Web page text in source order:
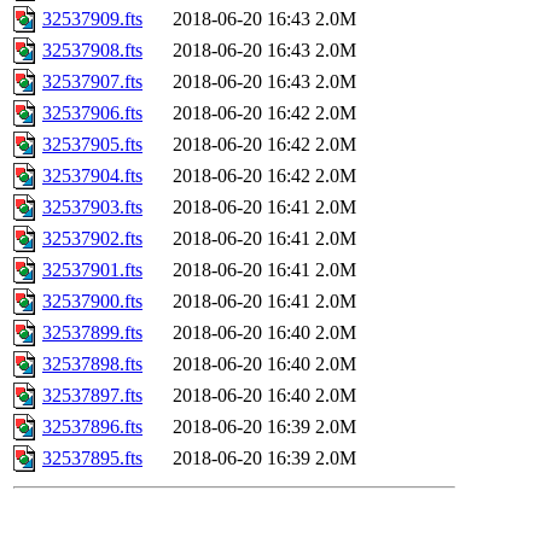
32537909.fts
2018-06-20 16:43 2.0M
32537908.fts
2018-06-20 16:43 2.0M
32537907.fts
2018-06-20 16:43 2.0M
32537906.fts
2018-06-20 16:42 2.0M
32537905.fts
2018-06-20 16:42 2.0M
32537904.fts
2018-06-20 16:42 2.0M
32537903.fts
2018-06-20 16:41 2.0M
32537902.fts
2018-06-20 16:41 2.0M
32537901.fts
2018-06-20 16:41 2.0M
32537900.fts
2018-06-20 16:41 2.0M
32537899.fts
2018-06-20 16:40 2.0M
32537898.fts
2018-06-20 16:40 2.0M
32537897.fts
2018-06-20 16:40 2.0M
32537896.fts
2018-06-20 16:39 2.0M
32537895.fts
2018-06-20 16:39 2.0M